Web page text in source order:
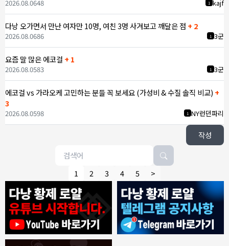
1 kajf
2026.08.0648
다낭 오가면서 만난 여자만 10명, 여친 3명 사겨보고 깨달은 점 + 2
1 3군
2026.08.0686
요즘 말 많은 에코걸 + 1
1 3군
2026.08.0583
에코걸 vs 가라오케 고민하는 분들 꼭 보세요 (가성비 & 수질 솔직 비교) +
3
1 NY런던파리
2026.08.0598
작성
1 2 3 4 5 >